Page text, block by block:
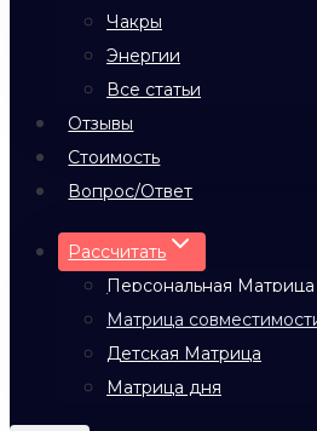
Чакры
Энергии
Все статьи
Отзывы
Стоимость
Вопрос/Ответ
Рассчитать
Персональная Матрица
Матрица
Детская Матрица
Матрица дня